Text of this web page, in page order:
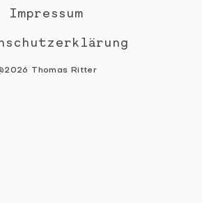
Impressum
Thomas Ritter